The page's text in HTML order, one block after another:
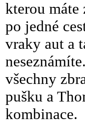
kterou máte
po jedné
vraky aut a
všechny
pušku a
kombinace.